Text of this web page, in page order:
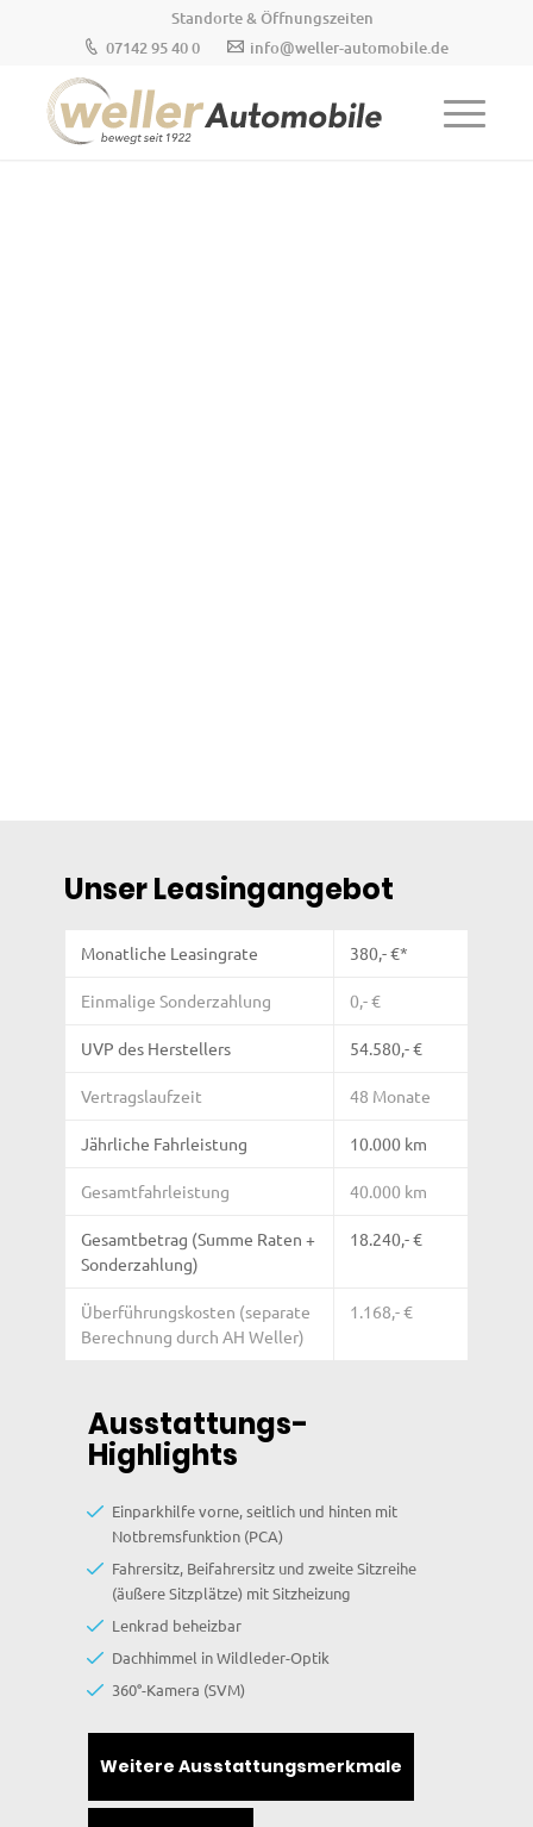
Standorte & Öffnungszeiten
07142 95 40 0
info@weller-automobile.de
Unser Leasingangebot
Monatliche Leasingrate 380,- €*
Einmalige Sonderzahlung 0,- €
UVP des Herstellers 54.580,- €
Vertragslaufzeit 48 Monate
Jährliche Fahrleistung 10.000 km
Gesamtfahrleistung 40.000 km
Gesamtbetrag (Summe Raten +
Sonderzahlung)
18.240,- €
Überführungskosten (separate
Berechnung durch AH Weller)
1.168,- €
Ausstattungs-
Highlights
Einparkhilfe vorne, seitlich und hinten mit
Notbremsfunktion (PCA)
Fahrersitz, Beifahrersitz und zweite Sitzreihe
(äußere Sitzplätze) mit Sitzheizung
Lenkrad beheizbar
Dachhimmel in Wildleder-Optik
360°-Kamera (SVM)
Weitere Ausstattungsmerkmale